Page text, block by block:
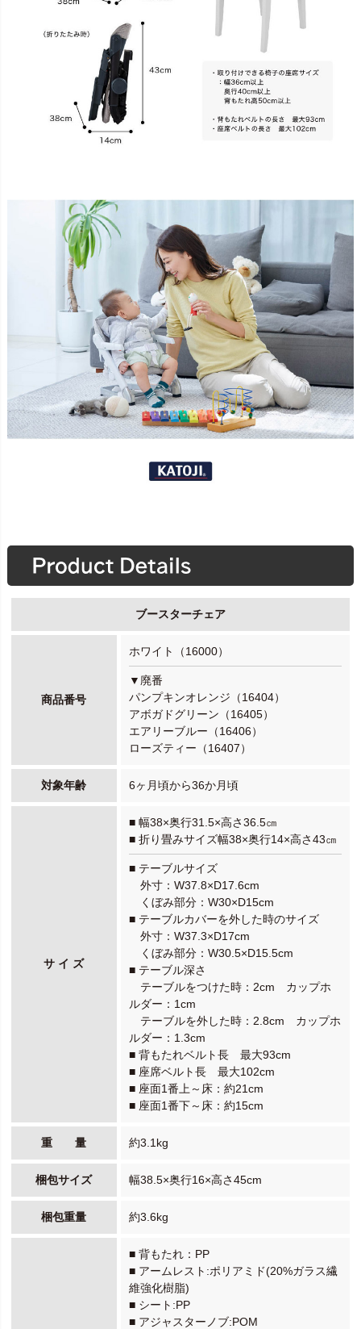
ブースターチェア
商品番号
ホワイト（16000）
▼廃番
パンプキンオレンジ（16404）
アボガドグリーン（16405）
エアリーブルー（16406）
ローズティー（16407）
対象年齢 6ヶ月頃から36か月頃
サ イ ズ
■ 幅38×奥行31.5×高さ36.5㎝
■ 折り畳みサイズ幅38×奥行14×高さ43㎝
■ テーブルサイズ
外寸：W37.8×D17.6cm
くぼみ部分：W30×D15cm
■ テーブルカバーを外した時のサイズ
外寸：W37.3×D17cm
くぼみ部分：W30.5×D15.5cm
■ テーブル深さ
テーブルをつけた時：2cm カップホ
ルダー：1cm
テーブルを外した時：2.8cm カップホ
ルダー：1.3cm
■ 背もたれベルト長 最大93cm
■ 座席ベルト長 最大102cm
■ 座面1番上～床：約21cm
■ 座面1番下～床：約15cm
重 量 約3.1kg
梱包サイズ 幅38.5×奥行16×高さ45cm
梱包重量 約3.6kg
■ 背もたれ：PP
■ アームレスト:ポリアミド(20%ガラス繊
維強化樹脂)
■ シート:PP
■ アジャスターノブ:POM